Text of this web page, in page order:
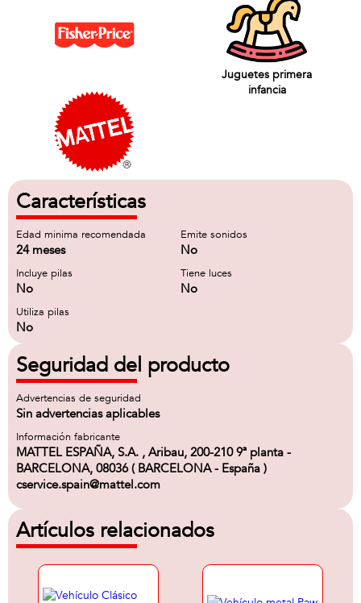
Juguetes primera
infancia
Características
Edad minima recomendada
24 meses
Emite sonidos
No
Incluye pilas
No
Tiene luces
No
Utiliza pilas
No
Seguridad del producto
Advertencias de seguridad
Sin advertencias aplicables
Información fabricante
MATTEL ESPAÑA, S.A. , Aribau, 200-210 9ª planta -
BARCELONA, 08036 ( BARCELONA - España )
cservice.spain@mattel.com
Artículos relacionados